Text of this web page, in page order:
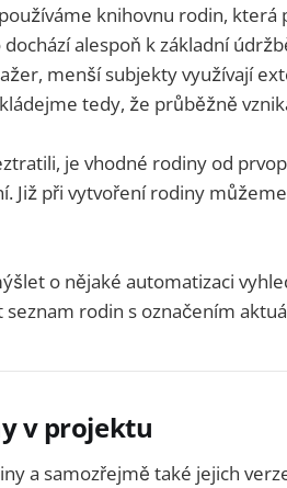
knihovnu rodin, která
alespoň k základní
menší subjekty využívají
tedy, že průběžně
je vhodné rodiny od
Již při vytvoření rodiny
o nějaké automatizaci
rodin s označením
v projektu
a samozřejmě také jejich